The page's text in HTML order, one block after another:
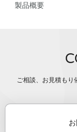
製品概要
ご相談、お見積もり